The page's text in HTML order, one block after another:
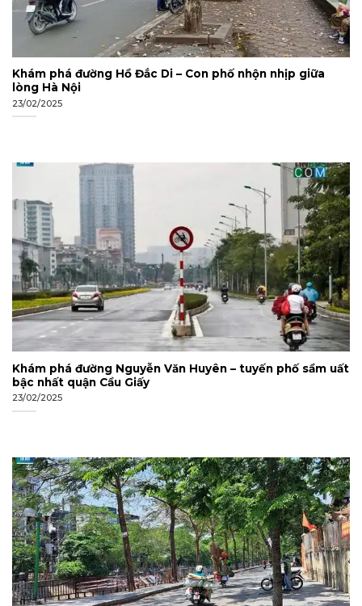
Khám phá đường Hồ Đắc Di – Con phố nhộn nhịp giữa
lòng Hà Nội
23/02/2025
Khám phá đường Nguyễn Văn Huyên – tuyến phố sầm uất
bậc nhất quận Cầu Giấy
23/02/2025